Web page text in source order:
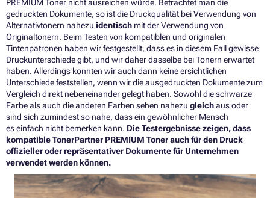
PREMIUM Toner nicht ausreichen würde. Betrachtet man die
gedruckten Dokumente, so ist die Druckqualität bei Verwendung von
Alternativtonern nahezu identisch mit der Verwendung von
Originaltonern. Beim Testen von kompatiblen und originalen
Tintenpatronen haben wir festgestellt, dass es in diesem Fall gewisse
Druckunterschiede gibt, und wir daher dasselbe bei Tonern erwartet
haben. Allerdings konnten wir auch dann keine ersichtlichen
Unterschiede feststellen, wenn wir die ausgedruckten Dokumente zum
Vergleich direkt nebeneinander gelegt haben. Sowohl die schwarze
Farbe als auch die anderen Farben sehen nahezu gleichaus oder
sind sich zumindest so nahe, dass ein gewöhnlicher Mensch
es einfach nicht bemerken kann. Die Testergebnisse zeigen, dass
kompatible TonerPartner PREMIUM Toner auch für den Druck
offizieller oder repräsentativer Dokumente für Unternehmen
verwendet werden können.